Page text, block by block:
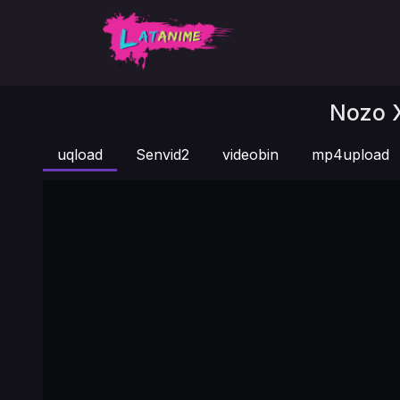
Nozo
uqload Senvid2 videobin mp4upload